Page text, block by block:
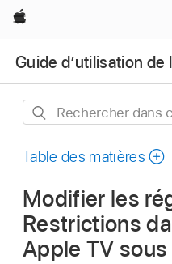
Apple
Guide d’utilisation de
Rechercher
ce
Table des matières
Modifier les
Restrictions
Apple TV